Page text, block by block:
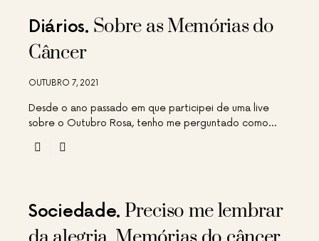
Diários Sobre as Memórias do
Câncer
OUTUBRO 7, 2021
Desde o ano passado em que participei de uma live
sobre o Outubro Rosa, tenho me perguntado como…
Sociedade Preciso me lembrar